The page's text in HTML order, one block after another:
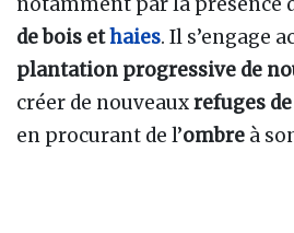
de bois ethaies. Il s’engage
plantation progressive de
créer de nouveauxrefuges
en procurant de l’ombre à